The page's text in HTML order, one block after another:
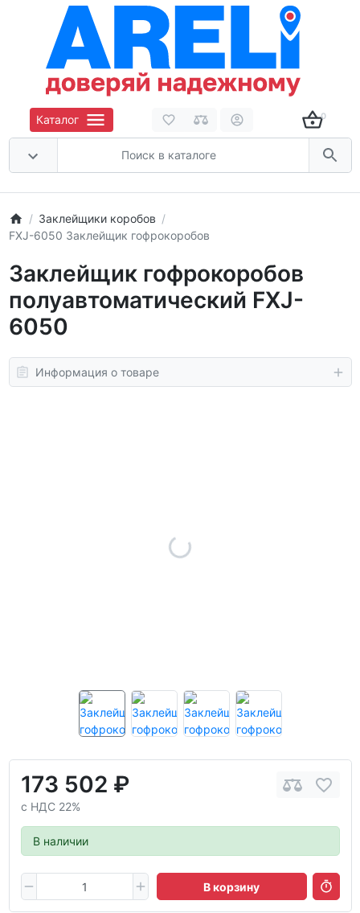
Каталог 0
Заклейщики коробов
FXJ-6050 Заклейщик гофрокоробов
Заклейщик гофрокоробов
полуавтоматический FXJ-
6050
Информация о товаре
173 502 ₽
с НДС 22%
В наличии
В корзину